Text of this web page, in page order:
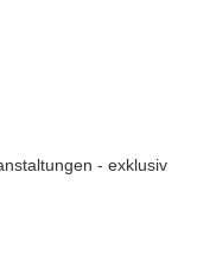
- exklusiv